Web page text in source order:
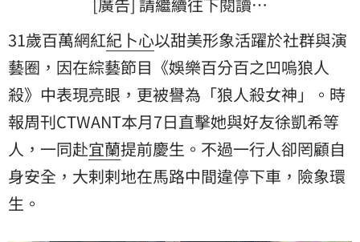
[廣告] 請繼續往下閱讀…
31歲百萬網紅紀卜心以甜美形象活躍於社群與演
藝圈，因在綜藝節目《娛樂百分百之凹嗚狼人
殺》中表現亮眼，更被譽為「狼人殺女神」。時
報周刊CTWANT本月7日直擊她與好友徐凱希等
人，一同赴宜蘭提前慶生。不過一行人卻罔顧自
身安全，大剌剌地在馬路中間違停下車，險象環
生。